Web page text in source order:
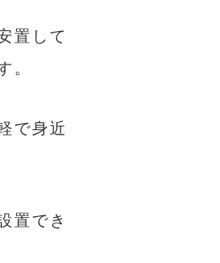
置して
。
で身近
置でき